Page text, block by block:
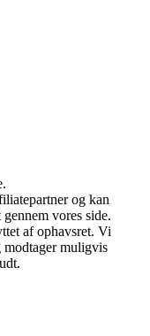
og kan
vores side.
af ophavsret. Vi
modtager muligvis